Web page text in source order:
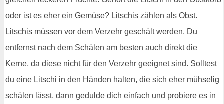
oder ist es eher ein Gemüse? Litschis zählen als Obst.
Litschis müssen vor dem Verzehr geschält werden. Du
entfernst nach dem Schälen am besten auch direkt die
Kerne, da diese nicht für den Verzehr geeignet sind. Solltest
du eine Litschi in den Händen halten, die sich eher mühselig
schälen lässt, dann gedulde dich einfach und probiere es in